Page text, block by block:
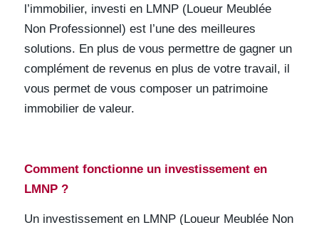
l’immobilier, investi en LMNP (Loueur Meublée
Non Professionnel) est l’une des meilleures
solutions. En plus de vous permettre de gagner un
complément de revenus en plus de votre travail, il
vous permet de vous composer un patrimoine
immobilier de valeur.
Comment fonctionne un investissement en
LMNP ?
Un investissement en LMNP (Loueur Meublée Non